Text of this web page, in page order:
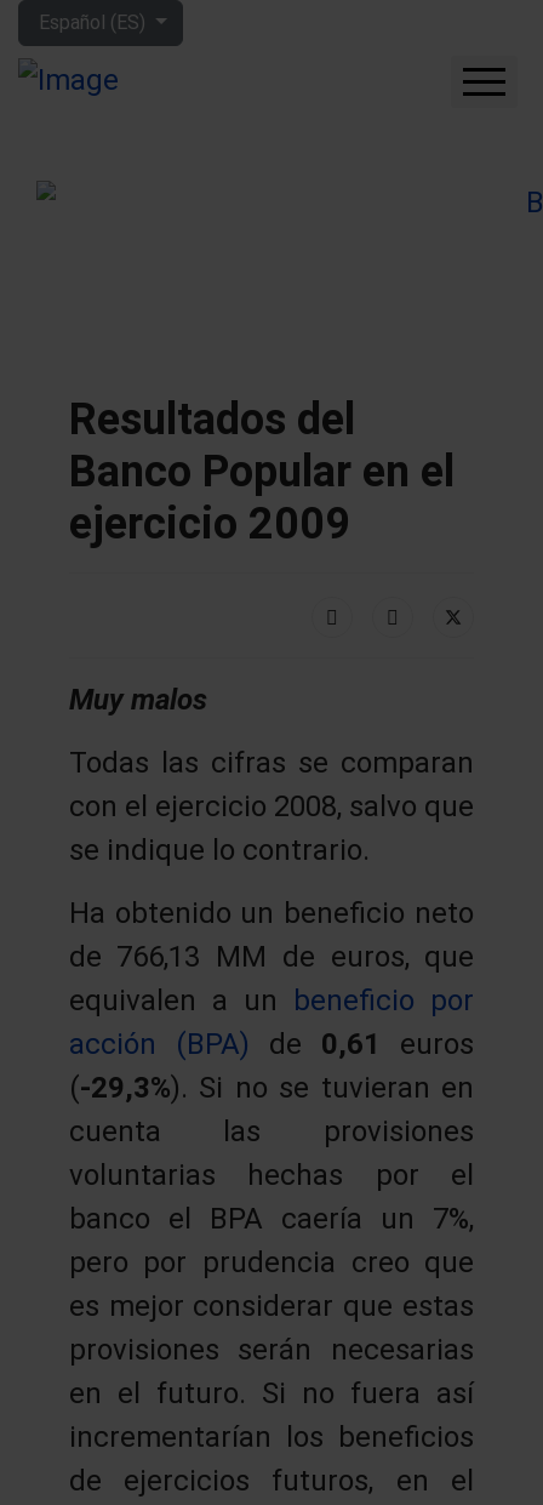
Seleccione su idioma
Español (ES)
APRENDE MÁS
Resultados del
Banco Popular en el
ejercicio 2009
Muy malos
Todas las cifras se comparan
con el ejercicio 2008, salvo que
se indique lo contrario.
Ha obtenido un beneficio neto
de 766,13 MM de euros, que
equivalen a un beneficio por
acción (BPA) de 0,61 euros
(-29,3%). Si no se tuvieran en
cuenta las provisiones
voluntarias hechas por el
banco el BPA caería un 7%,
pero por prudencia creo que
es mejor considerar que estas
provisiones serán necesarias
en el futuro. Si no fuera así
incrementarían los beneficios
de ejercicios futuros, en el